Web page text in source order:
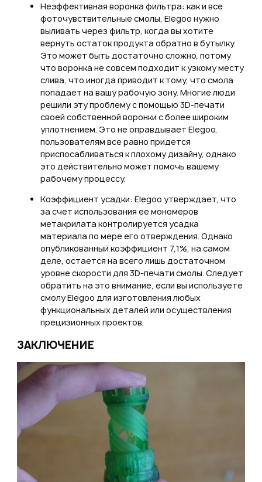
Неэффективная воронка фильтра: как и все
фоточувствительные смолы, Elegoo нужно
выливать через фильтр, когда вы хотите
вернуть остаток продукта обратно в бутылку.
Это может быть достаточно сложно, потому
что воронка не совсем подходит к узкому месту
слива, что иногда приводит к тому, что смола
попадает на вашу рабочую зону. Многие люди
решили эту проблему с помощью 3D-печати
своей собственной воронки с более широким
уплотнением. Это не оправдывает Elegoo,
пользователям все равно придется
приспосабливаться к плохому дизайну, однако
это действительно может помочь вашему
рабочему процессу.
Коэффициент усадки: Elegoo утверждает, что
за счет использования ее мономеров
метакрилата контролируется усадка
материала по мере его отверждения. Однако
опубликованный коэффициент 7,1%, на самом
деле, остается на всего лишь достаточном
уровне скорости для 3D-печати смолы. Следует
обратить на это внимание, если вы используете
смолу Elegoo для изготовления любых
функциональных деталей или осуществления
прецизионных проектов.
ЗАКЛЮЧЕНИЕ